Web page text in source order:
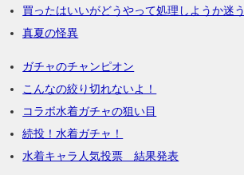
買ったはいいがどうやって処理しようか迷う
真夏の怪異
ガチャのチャンピオン
こんなの絞り切れないよ！
コラボ水着ガチャの狙い目
続投！水着ガチャ！
水着キャラ人気投票 結果発表